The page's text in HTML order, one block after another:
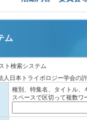
ム
ト検索システム
日本トライボロジー学会の
種別、特集名、タイトル、
スペースで区切って複数ワ